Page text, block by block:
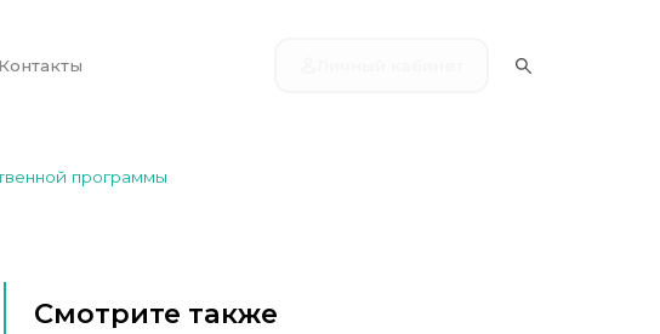
Контакты
программы
Смотрите также